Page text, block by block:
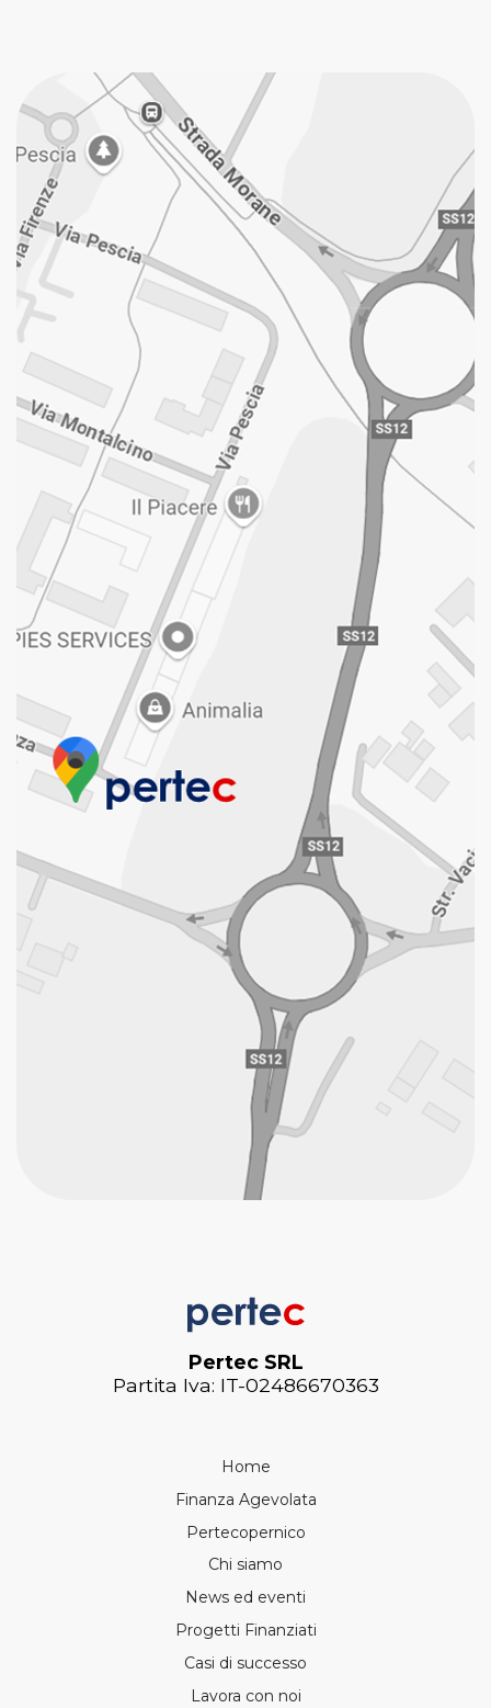
Pertec SRL
Partita Iva: IT-02486670363
Home
Finanza Agevolata
Pertecopernico
Chi siamo
News ed eventi
Progetti Finanziati
Casi di successo
Lavora con noi